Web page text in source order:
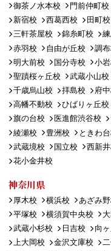
御茶ノ水本校 門前仲町校
新宿校
西葛西校 田町校
三軒茶屋校
錦糸町校
赤羽校
自由が丘校 調
明大前校
国分寺校 小
聖蹟桜ヶ丘校
武蔵小山校
千歳烏山校
拝島校 府
高幡不動校
ひばりヶ丘校
旗の台校
医進館渋谷校
綾瀬校
豊洲校 ときわ
武蔵境校
国立校 西新
花小金井校
神奈川県
厚木校 横浜校 あざみ
平塚校
横須賀中央校
武蔵小杉校
日吉校 向
上大岡校
金沢文庫校